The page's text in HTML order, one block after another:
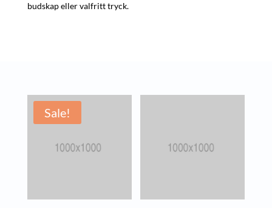
budskap eller valfritt tryck.
Sale!